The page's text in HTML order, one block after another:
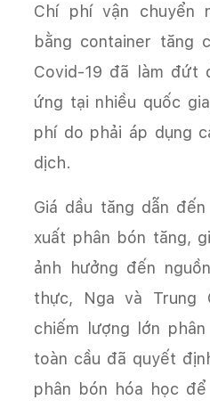
Chí phí vận chuyển
bằng container tăng
Covid-19 đã làm đứt
ứng tại nhiều quốc
phí do phải áp dụng
dịch.
Giá dầu tăng dẫn
xuất phân bón tăng,
ảnh hưởng đến
thực, Nga và Trung
chiếm lượng lớn
toàn cầu đã quyết
phân bón hóa học